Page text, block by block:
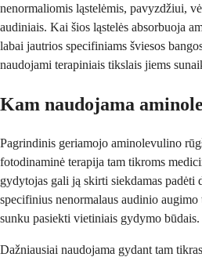
nenormaliomis ląstelėmis, pavyzdžiui,
audiniais. Kai šios ląstelės absorbuoja
labai jautrios specifiniams šviesos
naudojami terapiniais tikslais jiems
Kam naudojama
Pagrindinis geriamojo aminolevulino
fotodinaminė terapija tam tikroms
gydytojas gali ją skirti siekdamas padėti
specifinius nenormalaus audinio
sunku pasiekti vietiniais gydymo būdais.
Dažniausiai naudojama gydant tam